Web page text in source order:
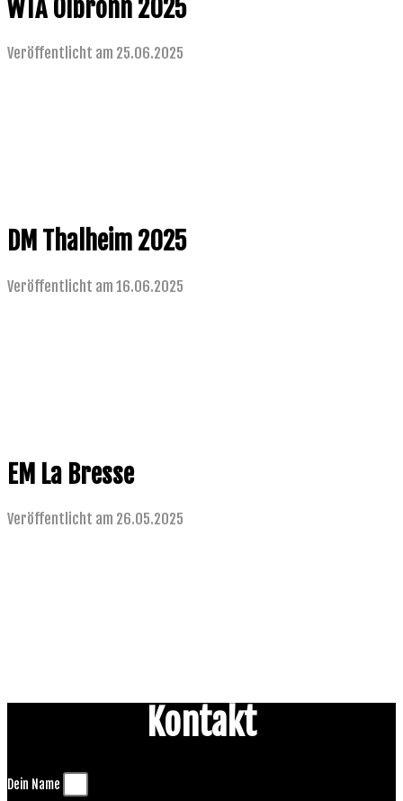
WTA Ölbronn 2025
Veröffentlicht am 25.06.2025
DM Thalheim 2025
Veröffentlicht am 16.06.2025
EM La Bresse
Veröffentlicht am 26.05.2025
Kontakt
Dein Name